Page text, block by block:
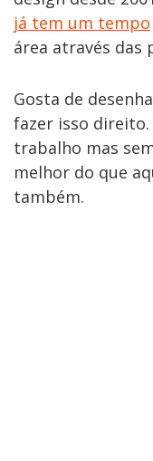
já tem um tempo
área através das
Gosta de
fazer isso
trabalho mas
melhor do que
também.